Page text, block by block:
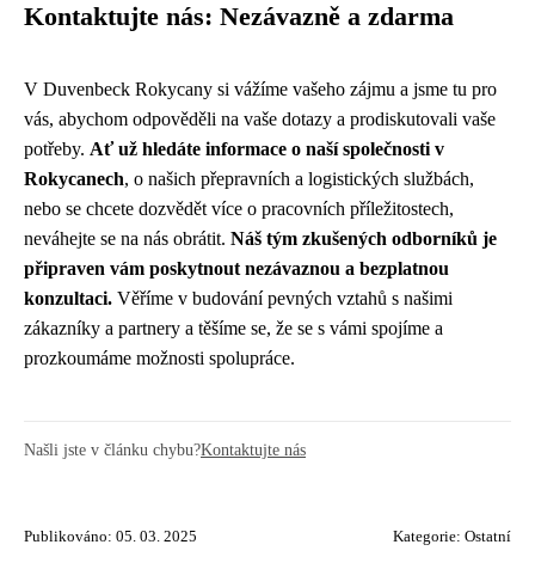
Kontaktujte nás: Nezávazně a zdarma
V Duvenbeck Rokycany si vážíme vašeho zájmu a jsme tu pro
vás, abychom odpověděli na vaše dotazy a prodiskutovali vaše
potřeby. Ať už hledáte informace o naší společnosti v
Rokycanech, o našich přepravních a logistických službách,
nebo se chcete dozvědět více o pracovních příležitostech,
neváhejte se na nás obrátit. Náš tým zkušených odborníků je
připraven vám poskytnout nezávaznou a bezplatnou
konzultaci. Věříme v budování pevných vztahů s našimi
zákazníky a partnery a těšíme se, že se s vámi spojíme a
prozkoumáme možnosti spolupráce.
Našli jste v článku chybu?Kontaktujte nás
Publikováno: 05. 03. 2025 Kategorie: Ostatní